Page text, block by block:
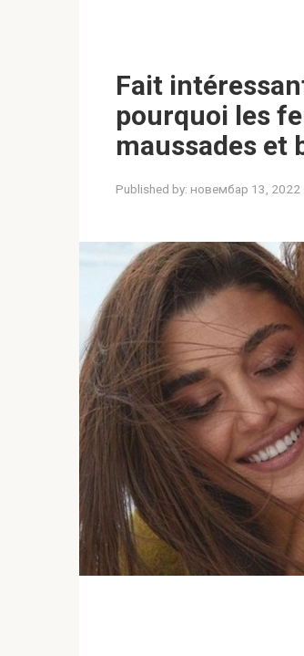
Fait
pourquoi les
maussades et
Published by: новембар 13, 2022